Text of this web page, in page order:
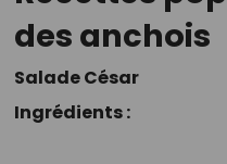
des anchois
Salade César
Ingrédients :